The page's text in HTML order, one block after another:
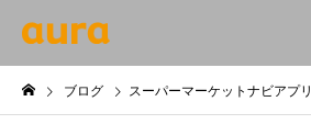
ブログ スーパーマーケットナビアプリ